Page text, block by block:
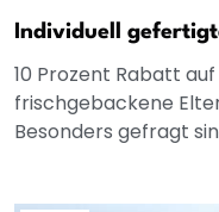
Individuell
10 Prozent Rabatt
frischgebackene
Besonders gefragt